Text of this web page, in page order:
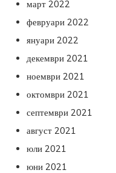
март 2022
февруари 2022
януари 2022
декември 2021
ноември 2021
октомври 2021
септември 2021
август 2021
юли 2021
юни 2021